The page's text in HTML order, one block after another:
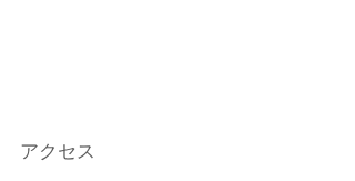
アクセス